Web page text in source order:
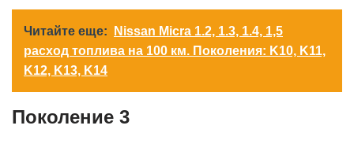
Читайте еще:
Nissan Micra 1.2, 1.3, 1.4, 1,5
расход топлива на 100 км. Поколения: K10, K11,
K12, K13, K14
Поколение 3